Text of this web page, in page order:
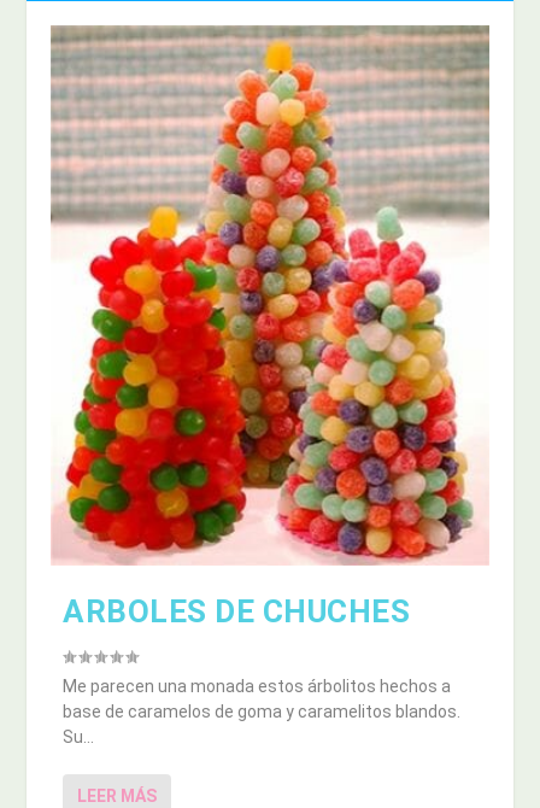
ARBOLES DE CHUCHES
Me parecen una monada estos árbolitos hechos a
base de caramelos de goma y caramelitos blandos.
Su...
LEER MÁS